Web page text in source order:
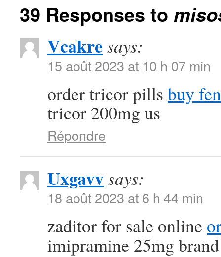
39 Responses to
Vcakre says:
15 août 2023 at 10 h 07 min
order tricor pills buy
tricor 200mg us
Répondre
Uxgavvsays:
18 août 2023 at 6 h 44 min
zaditor for sale online
imipramine 25mg brand